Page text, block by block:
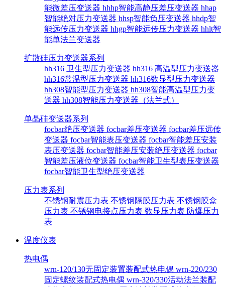
能微差压变送器 hhhp智能高静压差压变送器 hhap
智能绝对压力变送器 hhsp智能负压变送器 hhdp智
能远传压力变送器 hhgp智能远传压力变送器 hhlt智
能单法兰变送器
扩散硅压力变送器系列
hh316 卫生型压力变送器 hh316 高温型压力变送器
hh316常温型压力变送器 hh316数显型压力变送器
hh308智能型压力变送器 hh308智能高温型压力变
送器 hh308智能压力变送器（法兰式）
单晶硅变送器系列
focbar绝压变送器 focbar差压变送器 focbar差压远传
变送器 focbar智能表压变送器 focbar智能差压安装
表压变送器 focbar智能差压安装绝压变送器 focbar
智能差压液位变送器 focbar智能卫生型表压变送器
focbar智能卫生型绝压变送器
压力表系列
不锈钢耐震压力表 不锈钢隔膜压力表 不锈钢膜盒
压力表 不锈钢电接点压力表 数显压力表 防爆压力
表
温度仪表
热电偶
wrn-120/130无固定装置装配式热电偶 wrn-220/230
固定螺纹装配式热电偶 wrn-320/330活动法兰装配